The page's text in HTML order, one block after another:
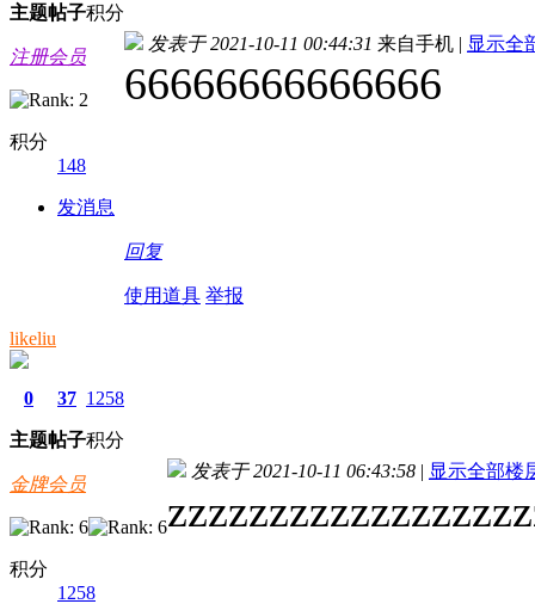
主题帖子积分
注册会员
积分
148
发消息
发表于 2021-10-11 00:44:31 来自手机 | 显示全
66666666666666
回复
使用道具 举报
likeliu
0
主题
37
帖子
1258
积分
金牌会员
积分
1258
发表于 2021-10-11 06:43:58 | 显示全部楼